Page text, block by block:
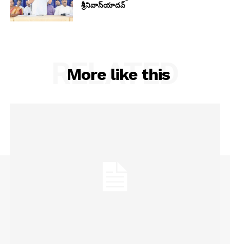
శ్రీనివాస్‌యాదవ్‌
More like this
RELATED